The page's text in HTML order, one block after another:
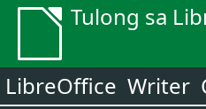
Tulong sa
LibreOffice Writer